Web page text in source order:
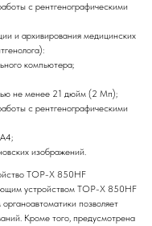
с рентгенографическими
и архивирования медицинских
компьютера;
не менее 21 дюйм (2 Мп);
с рентгенографическими
изображений.
TOP-X 850HF
устройством TOP-X 850HF
позволяет
Кроме того, предусмотрена